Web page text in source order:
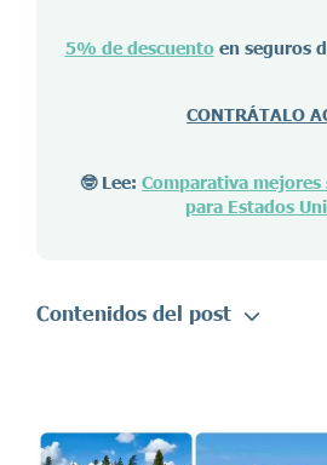
5% de descuentoen seguros
CONTRÁTALO
🤓 Lee: Comparativa mejores
para Estados
Contenidos del post